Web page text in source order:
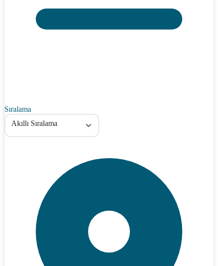
Sıralama
Akıllı Sıralama